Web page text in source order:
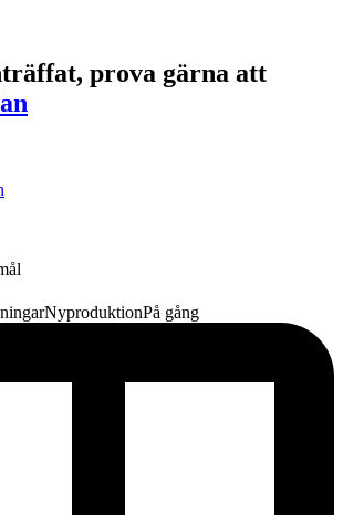
prova gärna att
NyproduktionPå gång